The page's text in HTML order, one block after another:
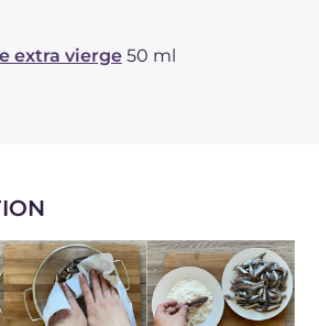
extra vierge 50 ml